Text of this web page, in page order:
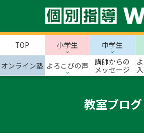
TOP 小学生 中学生
オンライン塾 よろこびの声
講師からの
メッセージ
教室ブログ